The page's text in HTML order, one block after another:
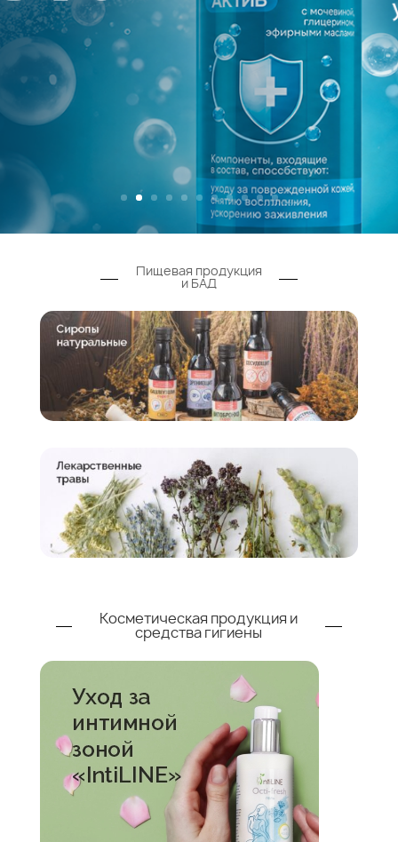
Пищевая продукция
и БАД
Косметическая продукция и
средства гигиены